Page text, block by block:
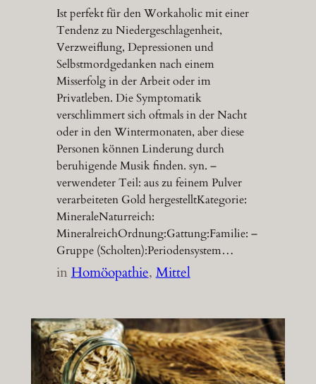
Ist perfekt für den Workaholic mit einer
Tendenz zu Niedergeschlagenheit,
Verzweiflung, Depressionen und
Selbstmordgedanken nach einem
Misserfolg in der Arbeit oder im
Privatleben. Die Symptomatik
verschlimmert sich oftmals in der Nacht
oder in den Wintermonaten, aber diese
Personen können Linderung durch
beruhigende Musik finden. syn. –
verwendeter Teil: aus zu feinem Pulver
verarbeiteten Gold hergestelltKategorie:
MineraleNaturreich:
MineralreichOrdnung:Gattung:Familie: –
Gruppe (Scholten):Periodensystem…
inHomöopathie, Mittel